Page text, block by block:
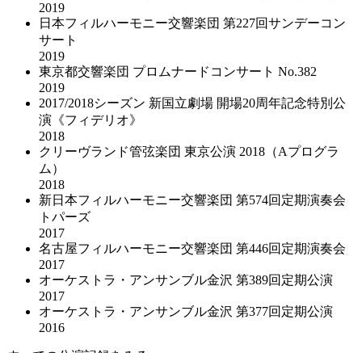
2019
日本フィルハーモニー交響楽団 第227回サンデーコン
サート
2019
東京都交響楽団 プロムナードコンサート No.382
2019
2017/2018シーズン 新国立劇場 開場20周年記念特別公
演《フィデリオ》
2018
クリーヴランド管弦楽団 東京公演 2018（Aプログラ
ム）
2018
新日本フィルハーモニー交響楽団 第574回定期演奏会
トパーズ
2017
名古屋フィルハーモニー交響楽団 第446回定期演奏会
2017
オーケストラ・アンサンブル金沢 第389回定期公演
2017
オーケストラ・アンサンブル金沢 第377回定期公演
2016